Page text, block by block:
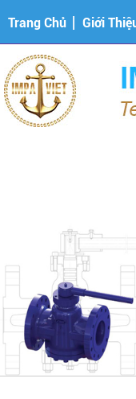
Trang Chủ Giới